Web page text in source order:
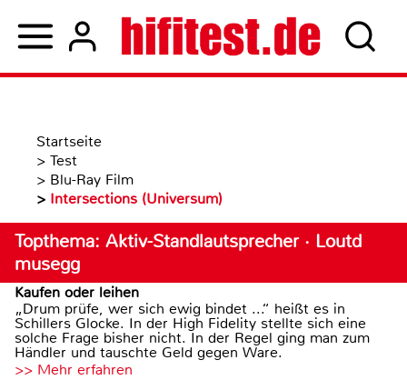
Startseite
> Test
> Blu-Ray Film
> Intersections (Universum)
Topthema: Aktiv-Standlautsprecher · Loutd
musegg
Kaufen oder leihen
„Drum prüfe, wer sich ewig bindet ...“ heißt es in
Schillers Glocke. In der High Fidelity stellte sich eine
solche Frage bisher nicht. In der Regel ging man zum
Händler und tauschte Geld gegen Ware.
>> Mehr erfahren